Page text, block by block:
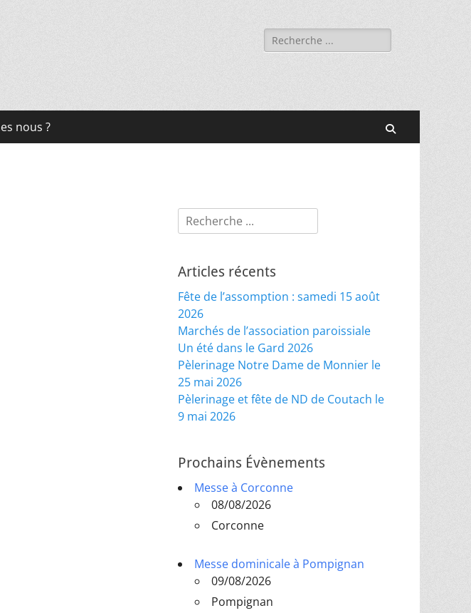
Rechercher :
nous ?
Rechercher :
Articles récents
Fête de l’assomption : samedi 15 août
2026
Marchés de l’association paroissiale
Un été dans le Gard 2026
Pèlerinage Notre Dame de Monnier le
25 mai 2026
Pèlerinage et fête de ND de Coutach le
9 mai 2026
Prochains Évènements
Messe à Corconne
08/08/2026
Corconne
Messe dominicale à Pompignan
09/08/2026
Pompignan